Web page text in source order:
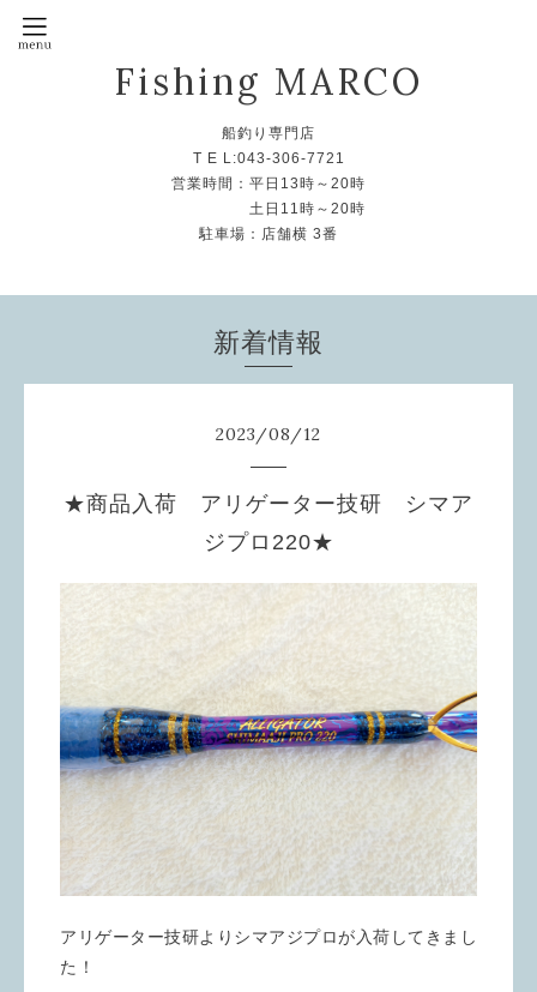
Fishing MARCO
船釣り専門店
T E L:043-306-7721
営業時間：平日13時～20時
土日11時～20時
駐車場：店舗横 3番
新着情報
2023/08/12
★商品入荷 アリゲーター技研 シマア
ジプロ220★
アリゲーター技研よりシマアジプロが入荷してきまし
た！